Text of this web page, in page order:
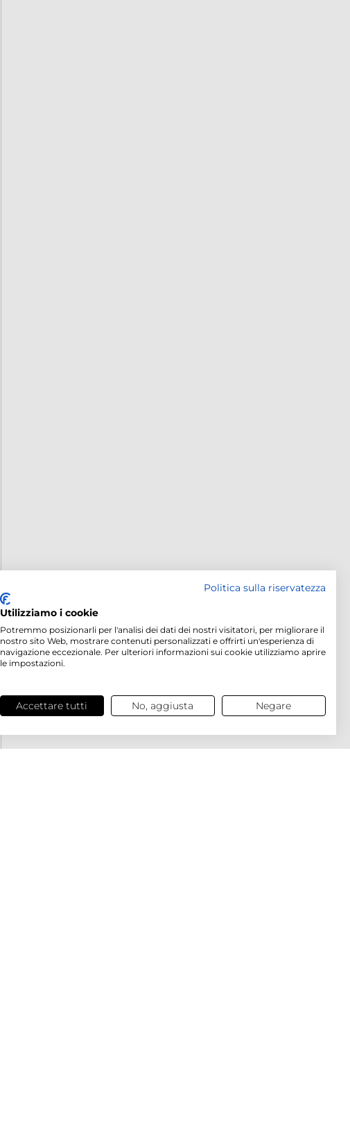
Politica sulla riservatezza
Utilizziamo i cookie
Potremmo posizionarli per l'analisi dei dati dei nostri visitatori, per migliorare il
nostro sito Web, mostrare contenuti personalizzati e offrirti un'esperienza di
navigazione eccezionale. Per ulteriori informazioni sui cookie utilizziamo aprire
le impostazioni.
Accettare tutti No, aggiusta Negare